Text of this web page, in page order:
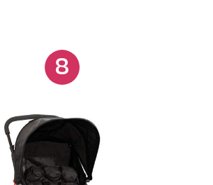
8